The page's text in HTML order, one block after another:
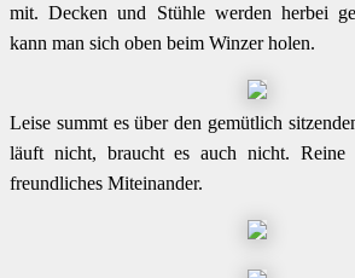
mit. Decken und Stühle werden herbei
kann man sich oben beim Winzer holen.
Leise summt es über den gemütlich
läuft nicht, braucht es auch nicht. Reine
freundliches Miteinander.